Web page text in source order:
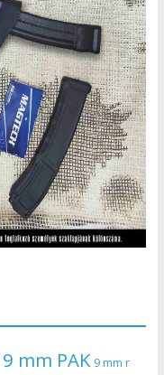
9 mm PAK 9 mm r